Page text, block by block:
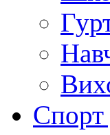
Спорт